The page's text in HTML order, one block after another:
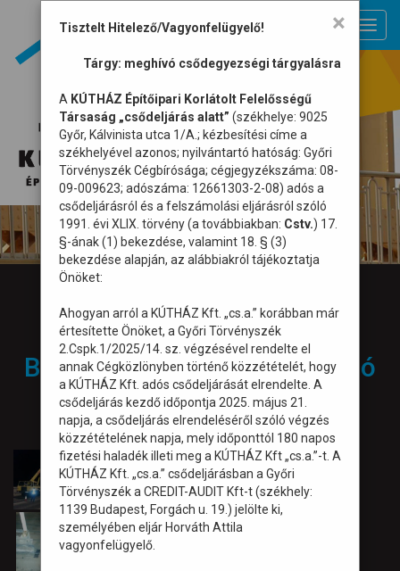
×
Tisztelt Hitelező/Vagyonfelügyelő!
Tárgy: meghívó csődegyezségi tárgyalásra
A KÚTHÁZ Építőipari Korlátolt Felelősségű
Társaság „csődeljárás alatt” (székhelye: 9025
Győr, Kálvinista utca 1/A.; kézbesítési címe a
székhelyével azonos; nyilvántartó hatóság: Győri
Törvényszék Cégbírósága; cégjegyzékszáma: 08-
09-009623; adószáma: 12661303-2-08) adós a
csődeljárásról és a felszámolási eljárásról szóló
1991. évi XLIX. törvény (a továbbiakban: Cstv.) 17.
§-ának (1) bekezdése, valamint 18. § (3)
bekezdése alapján, az alábbiakról tájékoztatja
Önöket:
Ahogyan arról a KÚTHÁZ Kft. „cs.a.” korábban már
értesítette Önöket, a Győri Törvényszék
2.Cspk.1/2025/14. sz. végzésével rendelte el
annak Cégközlönyben történő közzétételét, hogy
a KÚTHÁZ Kft. adós csődeljárását elrendelte. A
csődeljárás kezdő időpontja 2025. május 21.
napja, a csődeljárás elrendeléséről szóló végzés
közzétételének napja, mely időponttól 180 napos
fizetési haladék illeti meg a KÚTHÁZ Kft „cs.a.”-t. A
KÚTHÁZ Kft. „cs.a.” csődeljárásban a Győri
Törvényszék a CREDIT-AUDIT Kft-t (székhely:
1139 Budapest, Forgách u. 19.) jelölte ki,
személyében eljár Horváth Attila
vagyonfelügyelő.
Galéria
Budapest, Árpád-híd dilatáció
csere /2018/